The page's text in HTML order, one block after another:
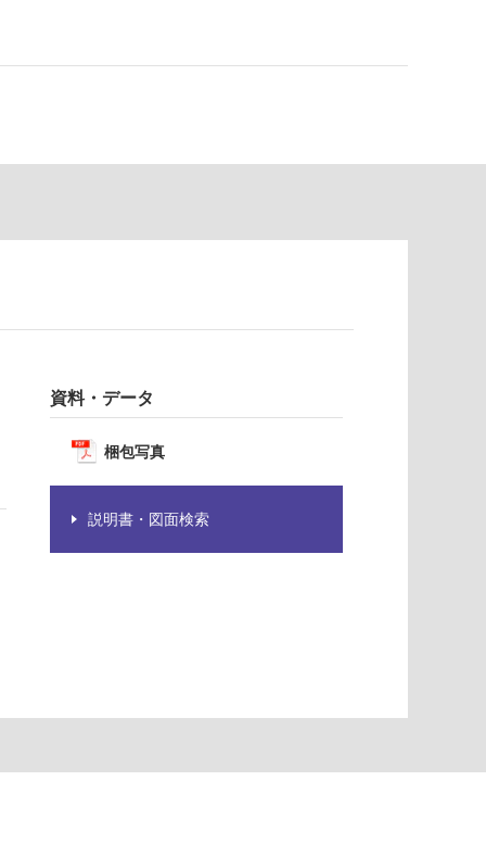
資料・データ
梱包写真
説明書・図面検索